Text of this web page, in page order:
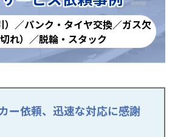
）／パンク・タイヤ交換／ガス欠
切れ）／脱輪・スタック
ー依頼、迅速な対応に感謝